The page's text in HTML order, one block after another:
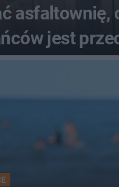
asfaltownię,
jest